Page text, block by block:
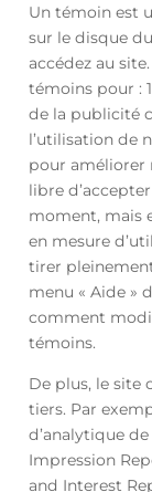
Un témoin est
sur le disque
accédez au
témoins pour :
de la publicité
l’utilisation de
pour améliorer
libre
moment, mais
en mesure
tirer
menu « Aide »
comment
témoins.
De plus, le site
tiers. Par
d’analytique
Impression
and Interest